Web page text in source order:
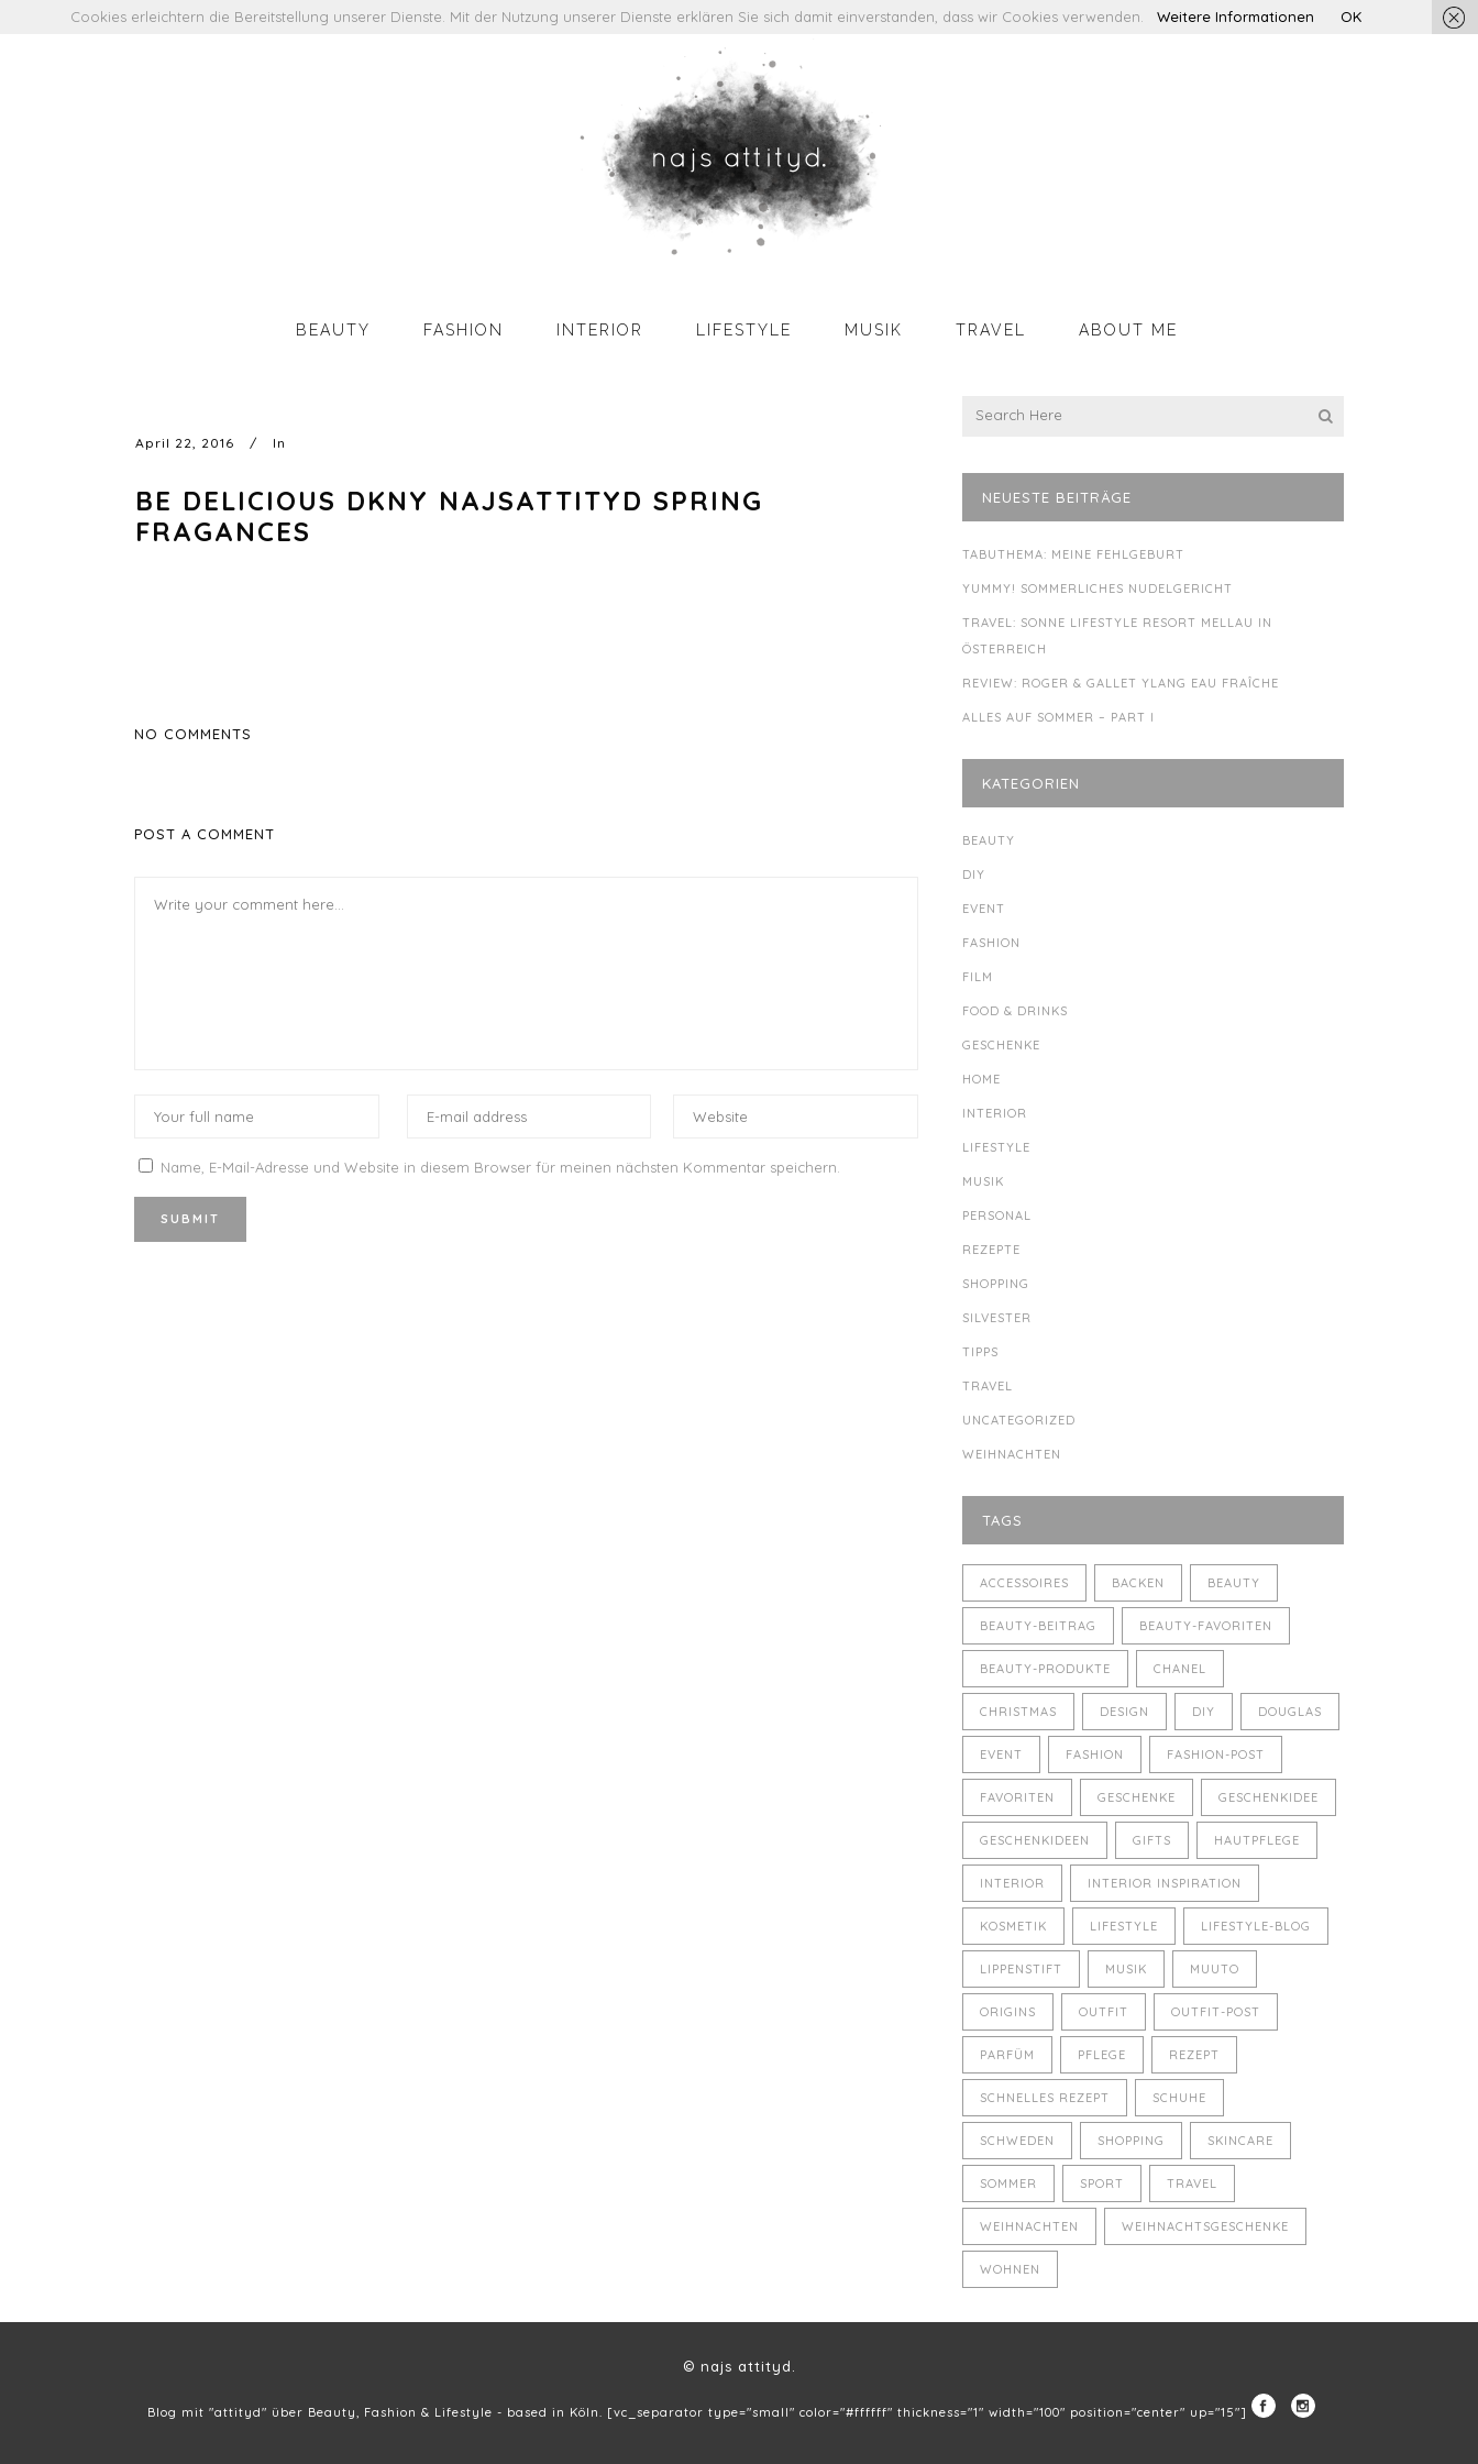
BEAUTY FASHION INTERIOR LIFESTYLE MUSIK TRAVEL ABOUT ME
April 22, 2016 In
BE DELICIOUS DKNY NAJSATTITYD SPRING
FRAGANCES
NO COMMENTS
POST A COMMENT
Name, E-Mail-Adresse und Website in diesem Browser für meinen nächsten Kommentar speichern.
NEUESTE BEITRÄGE
TABUTHEMA: MEINE FEHLGEBURT
YUMMY! SOMMERLICHES NUDELGERICHT
TRAVEL: SONNE LIFESTYLE RESORT MELLAU IN
ÖSTERREICH
REVIEW: ROGER & GALLET YLANG EAU FRAÎCHE
ALLES AUF SOMMER – PART I
KATEGORIEN
BEAUTY
DIY
EVENT
FASHION
FILM
FOOD & DRINKS
GESCHENKE
HOME
INTERIOR
LIFESTYLE
MUSIK
PERSONAL
REZEPTE
SHOPPING
SILVESTER
TIPPS
TRAVEL
UNCATEGORIZED
WEIHNACHTEN
TAGS
ACCESSOIRES BACKEN BEAUTY
BEAUTY-BEITRAG BEAUTY-FAVORITEN
BEAUTY-PRODUKTE CHANEL
CHRISTMAS DESIGN DIY DOUGLAS
EVENT FASHION FASHION-POST
FAVORITEN GESCHENKE GESCHENKIDEE
GESCHENKIDEEN GIFTS HAUTPFLEGE
INTERIOR INTERIOR INSPIRATION
KOSMETIK LIFESTYLE LIFESTYLE-BLOG
LIPPENSTIFT MUSIK MUUTO
ORIGINS OUTFIT OUTFIT-POST
PARFÜM PFLEGE REZEPT
SCHNELLES REZEPT SCHUHE
SCHWEDEN SHOPPING SKINCARE
SOMMER SPORT TRAVEL
WEIHNACHTEN WEIHNACHTSGESCHENKE
WOHNEN
© najs attityd.
Blog mit "attityd" über Beauty, Fashion & Lifestyle - based in Köln. [vc_separator type="small" color="#ffffff" thickness="1" width="100" position="center" up="15"]
Cookies erleichtern die Bereitstellung unserer Dienste. Mit der Nutzung unserer Dienste erklären Sie sich damit einverstanden, dass wir Cookies verwenden. Weitere Informationen OK